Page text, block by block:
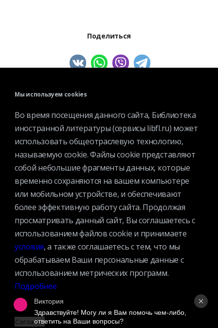
Поделиться
БУДЬ В КУРСЕ ВСЕХ МЕРОПРИЯТИЙ!
Подписаться на рассылку
ПРИСОЕДИНЯЙТЕСЬ
Дружите с Иностранкой
КАТАЛОГ
МЕРОПРИЯТИЯ
О БИБЛИОТЕКЕ
Мы используем cookies
Во время посещения данного сайта, Библиотека
иностранной литературы (сервисы libfl.ru) может
использовать общеотраслевую технологию,
называемую cookie. Файлы cookie представляют
собой небольшие фрагменты данных, которые
временно сохраняются на вашем компьютере
или мобильном устройстве, и обеспечивают
более эффективную работу сайта. Продолжая
просматривать данный сайт, Вы соглашаетесь с
использованием файлов cookie и принимаете
условия, а также соглашаетесь с тем, что мы
обрабатываем Ваши персональные данные с
использованием метрических программ.
Подробнее
Согласен
Виктория
Здравствуйте! Могу ли я Вам помочь чем-либо,
ответить на Ваши вопросы?